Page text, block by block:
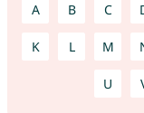
A B C
K L M
U